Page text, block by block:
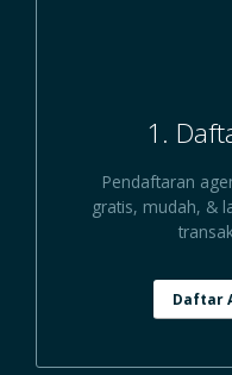
1.
Pendaftaran
gratis, mudah, &
Daftar